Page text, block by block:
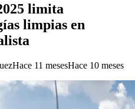
limita
limpias en
Hace 11 mesesHace 10 meses